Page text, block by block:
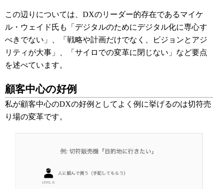
この辺りについては、DXのリーダー的存在であるマイケ
ル・ウェイド氏も「デジタルのためにデジタル化に専心す
べきでない」、「戦略や計画だけでなく、ビジョンとアジ
リティが大事」、「サイロでの変革に閉じない」など要点
を述べています。
顧客中心の好例
私が顧客中心のDXの好例としてよく例に挙げるのは切符売
り場の変革です。